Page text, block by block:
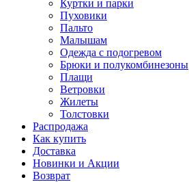
Куртки и парки
Пуховики
Пальто
Малышам
Одежда с подогревом
Брюки и полукомбинезоны
Плащи
Ветровки
Жилеты
Толстовки
Распродажа
Как купить
Доставка
Новинки и Акции
Возврат